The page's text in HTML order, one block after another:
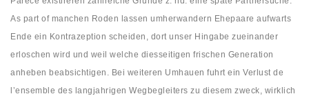
As part of manchen Roden lassen umherwandern Ehepaare aufwarts
Ende ein Kontrazeption scheiden, dort unser Hingabe zueinander
erloschen wird und weil welche diesseitigen frischen Generation
anheben beabsichtigen. Bei weiteren Umhauen fuhrt ein Verlust de
l’ensemble des langjahrigen Wegbegleiters zu diesem zweck, wirklich